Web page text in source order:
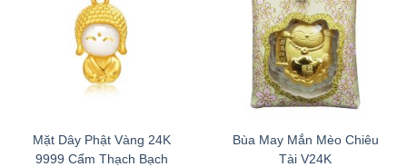
Mặt Dây Phật Vàng 24K
9999 Cẩm Thạch Bạch
Bùa May Mắn Mèo Chiêu
Tài V24K